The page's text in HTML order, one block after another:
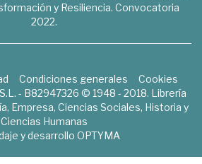
y Resiliencia. Convocatoria
2022.
Condiciones generales
Cookies
- B82947326 © 1948 - 2018. Librería
Empresa, Ciencias Sociales, Historia y
Ciencias Humanas
y desarrollo OPTYMA